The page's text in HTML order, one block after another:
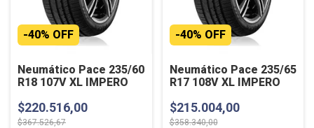
Neumático Pace 235/60
R18 107V XL IMPERO
-40% OFF
$220.516,00
$367.526,67
Neumático Pace 235/65
R17 108V XL IMPERO
-40% OFF
$215.004,00
$358.340,00